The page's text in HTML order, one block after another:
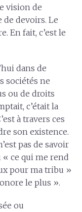
vision de
devoirs. Le
En fait, c’est le
dans de
sociétés ne
ou de droits
c’était la
à travers ces
son existence.
pas de savoir
ce qui me rend
pour ma tribu »
le plus ».
ou